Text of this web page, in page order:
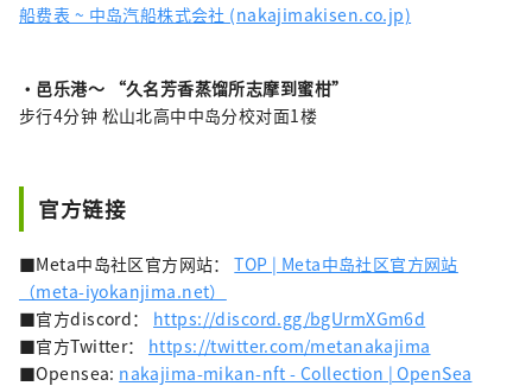
船费表 ~ 中岛汽船株式会社 (nakajimakisen.co.jp)
・ 邑乐港～ “久名芳香蒸馏所志摩到蜜柑”
步行4分钟 松山北高中中岛分校对面1楼
官方链接
■Meta中岛社区官方网站：TOP | Meta中岛社区官方网站
（meta-iyokanjima.net）
■官方discord： https://discord.gg/bgUrmXGm6d
■官方Twitter： https://twitter.com/metanakajima
■Opensea: nakajima-mikan-nft - Collection | OpenSea